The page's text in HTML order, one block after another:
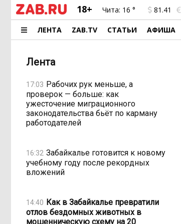
18+ Чита: 16 ° 81.41
ЛЕНТА ZAB.TV СТАТЬИ АФИША
Лента
17:03 Рабочих рук меньше, а
проверок — больше: как
ужесточение миграционного
законодательства бьёт по карману
работодателей
16:32 Забайкалье готовится к новому
учебному году после рекордных
вложений
14:40 Как в Забайкалье превратили
отлов бездомных животных в
мошенническую схему на 20